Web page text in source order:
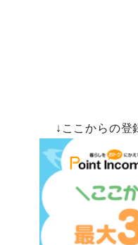
↓ここからの登